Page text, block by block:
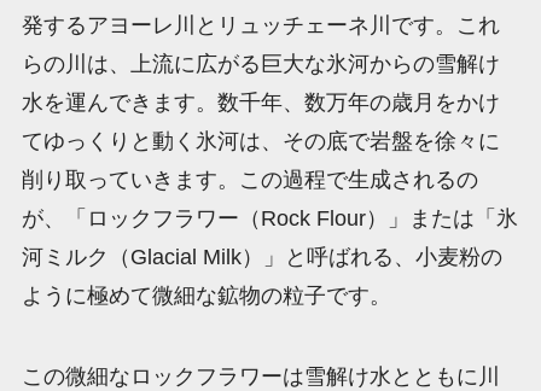
発するアヨーレ川とリュッチェーネ川です。これ
らの川は、上流に広がる巨大な氷河からの雪解け
水を運んできます。数千年、数万年の歳月をかけ
てゆっくりと動く氷河は、その底で岩盤を徐々に
削り取っていきます。この過程で生成されるの
が、「ロックフラワー（Rock Flour）」または「氷
河ミルク（Glacial Milk）」と呼ばれる、小麦粉の
ように極めて微細な鉱物の粒子です。
この微細なロックフラワーは雪解け水とともに川